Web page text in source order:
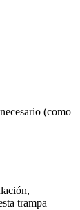
(como
trampa